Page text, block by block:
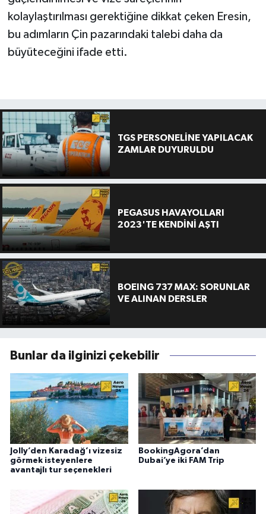
kolaylaştırılması gerektiğine dikkat çeken Eresin,
bu adımların Çin pazarındaki talebi daha da
büyüteceğini ifade etti.
TGS PERSONELİNE YAPILACAK
ZAMLAR DUYURULDU
PEGASUS HAVAYOLLARI
2023'TE KENDİNİ AŞTI
BOEING 737 MAX: SORUNLAR
VE ALINAN DERSLER
Bunlar da ilginizi çekebilir
Jolly’den Karadağ’ı vizesiz
görmek isteyenlere
avantajlı tur seçenekleri
BookingAgora’dan
Dubai’ye iki FAM Trip